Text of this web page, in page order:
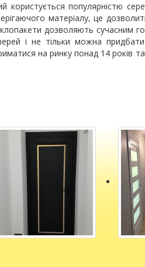
користується популярністю
матеріалу, це
дозволяють сучасним
і не тільки можна
на ринку понад 14 років